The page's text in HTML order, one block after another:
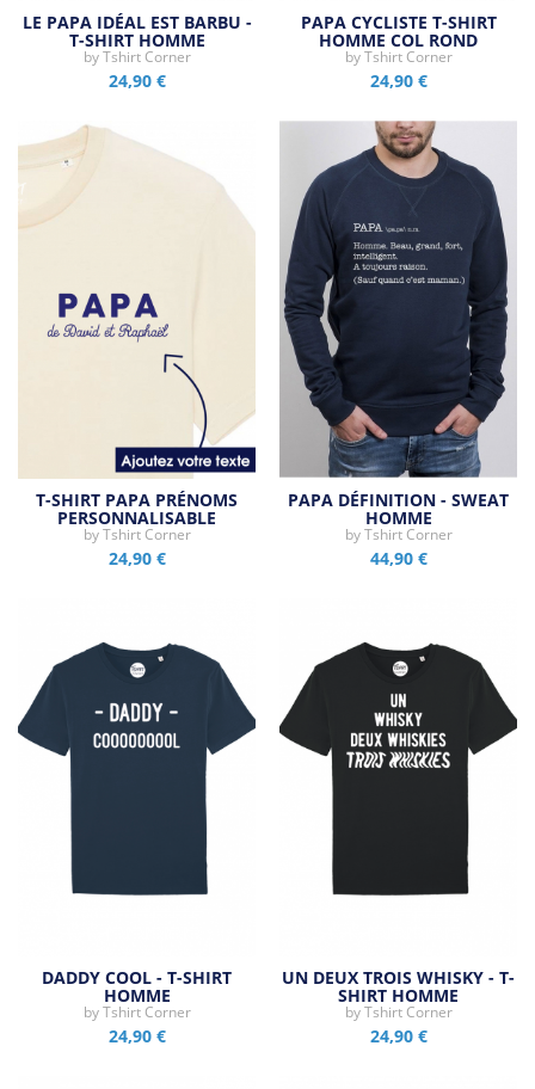
LE PAPA IDÉAL EST BARBU -
T-SHIRT HOMME
byTshirt Corner
24,90 €
PAPA CYCLISTE T-SHIRT
HOMME COL ROND
byTshirt Corner
24,90 €
T-SHIRT PAPA PRÉNOMS
PERSONNALISABLE
byTshirt Corner
24,90 €
PAPA DÉFINITION - SWEAT
HOMME
byTshirt Corner
44,90 €
DADDY COOL - T-SHIRT
HOMME
byTshirt Corner
24,90 €
UN DEUX TROIS WHISKY - T-
SHIRT HOMME
byTshirt Corner
24,90 €